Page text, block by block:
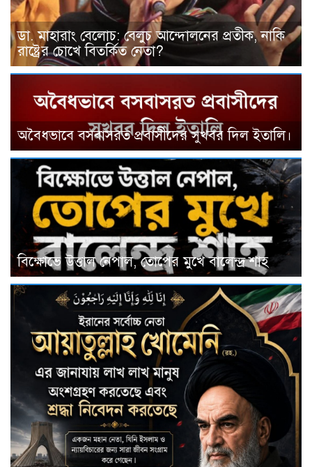
ডা. মাহারাং বেলোচ: বেলুচ আন্দোলনের প্রতীক, নাকি
রাষ্ট্রের চোখে বিতর্কিত নেতা?
অবৈধভাবে বসবাসরত প্রবাসীদের সুখবর দিল ইতালি।
বিক্ষোভে উত্তাল নেপাল, তোপের মুখে বালেন্দ্র শাহ